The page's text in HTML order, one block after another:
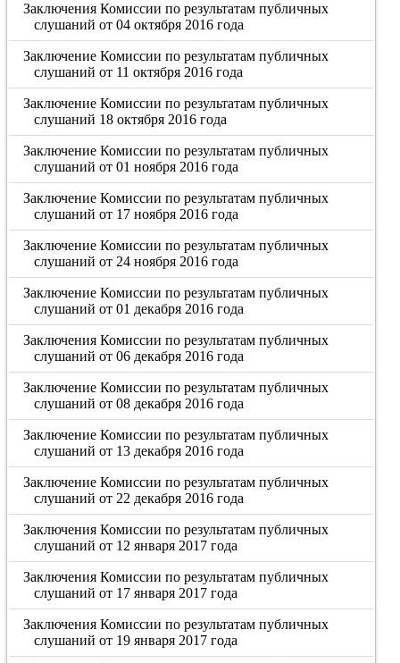
Заключения Комиссии по результатам публичных
слушаний от 04 октября 2016 года
Заключение Комиссии по результатам публичных
слушаний от 11 октября 2016 года
Заключение Комиссии по результатам публичных
слушаний 18 октября 2016 года
Заключение Комиссии по результатам публичных
слушаний от 01 ноября 2016 года
Заключение Комиссии по результатам публичных
слушаний от 17 ноября 2016 года
Заключение Комиссии по результатам публичных
слушаний от 24 ноября 2016 года
Заключение Комиссии по результатам публичных
слушаний от 01 декабря 2016 года
Заключения Комиссии по результатам публичных
слушаний от 06 декабря 2016 года
Заключение Комиссии по результатам публичных
слушаний от 08 декабря 2016 года
Заключение Комиссии по результатам публичных
слушаний от 13 декабря 2016 года
Заключение Комиссии по результатам публичных
слушаний от 22 декабря 2016 года
Заключения Комиссии по результатам публичных
слушаний от 12 января 2017 года
Заключения Комиссии по результатам публичных
слушаний от 17 января 2017 года
Заключения Комиссии по результатам публичных
слушаний от 19 января 2017 года